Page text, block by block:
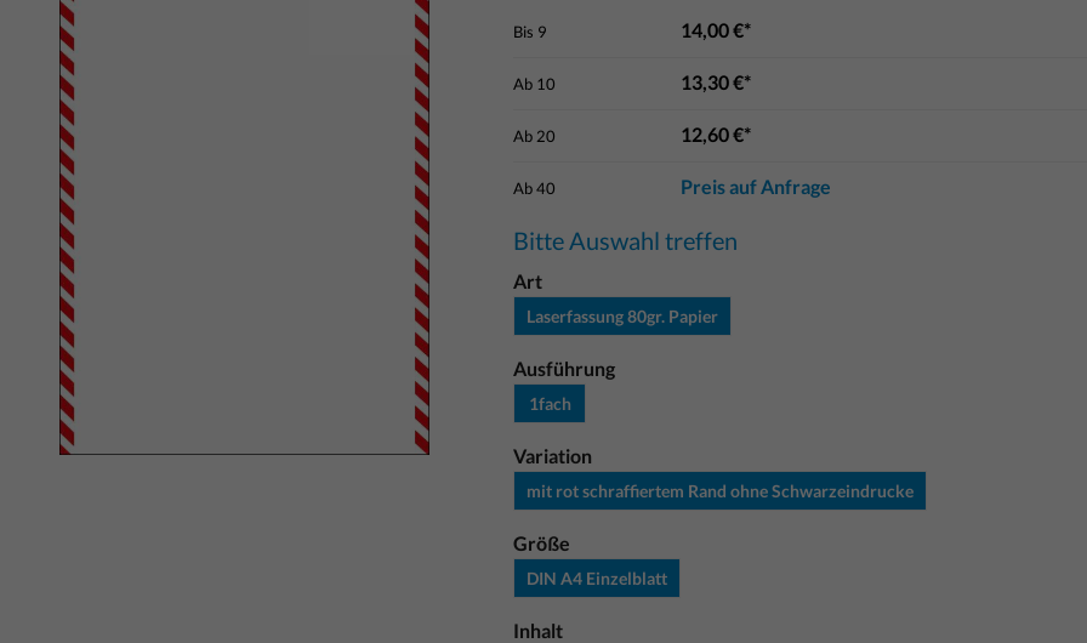
Bis 9 14,00 €*
Ab 10 13,30 €*
Ab 20 12,60 €*
Ab40 Preis auf Anfrage
Bitte Auswahl treffen
Art
Laserfassung 80gr. Papier
Ausführung
1fach
Variation
mit rot schraffiertem Rand ohne Schwarzeindrucke
Größe
DIN A4 Einzelblatt
Inhalt